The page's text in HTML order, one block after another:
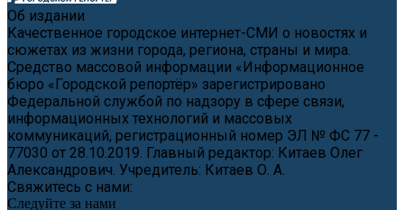
Об издании
Качественное городское интернет-СМИ о новостях и
сюжетах из жизни города, региона, страны и мира.
Средство массовой информации «Информационное
бюро «Городской репортёр» зарегистрировано
Федеральной службой по надзору в сфере связи,
информационных технологий и массовых
коммуникаций, регистрационный номер ЭЛ № ФС 77 -
77030 от 28.10.2019. Главный редактор: Китаев Олег
Александрович. Учредитель: Китаев О. А.
Свяжитесь с нами:
Следуйте за нами